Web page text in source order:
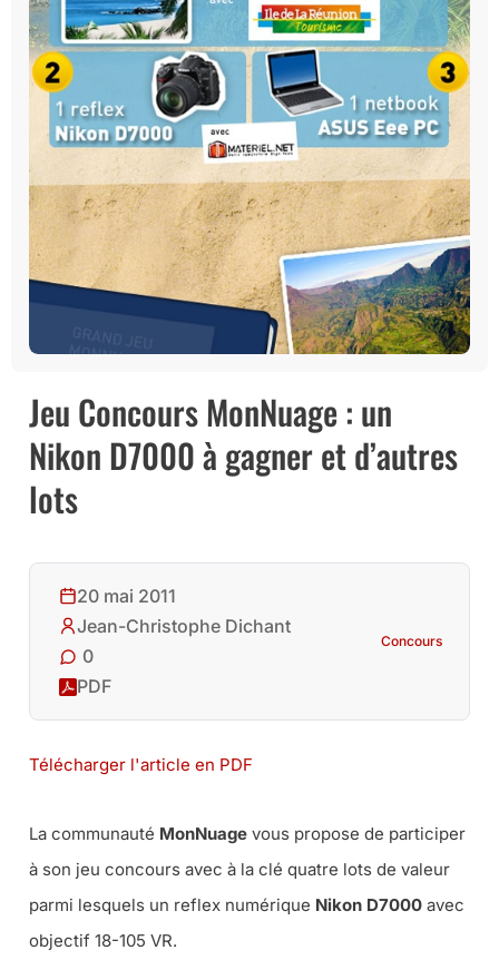
Jeu Concours MonNuage : un
Nikon D7000 à gagner et d’autres
lots
20 mai 2011
Jean-Christophe Dichant
0
PDF
Concours
Télécharger l'article en PDF
La communauté MonNuage vous propose de participer
à son jeu concours avec à la clé quatre lots de valeur
parmi lesquels un reflex numérique Nikon D7000 avec
objectif 18-105 VR.